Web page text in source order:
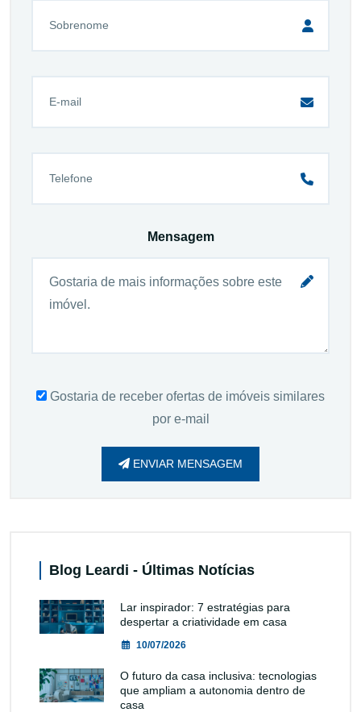
Mensagem
Gostaria de receber ofertas de imóveis similares
por e-mail
ENVIAR MENSAGEM
Blog Leardi - Últimas Notícias
Lar inspirador: 7 estratégias para
despertar a criatividade em casa
10/07/2026
O futuro da casa inclusiva: tecnologias
que ampliam a autonomia dentro de
casa